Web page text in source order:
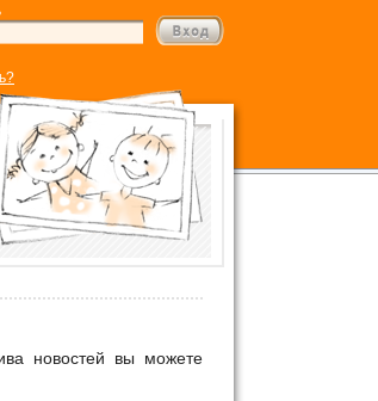
новостей вы можете